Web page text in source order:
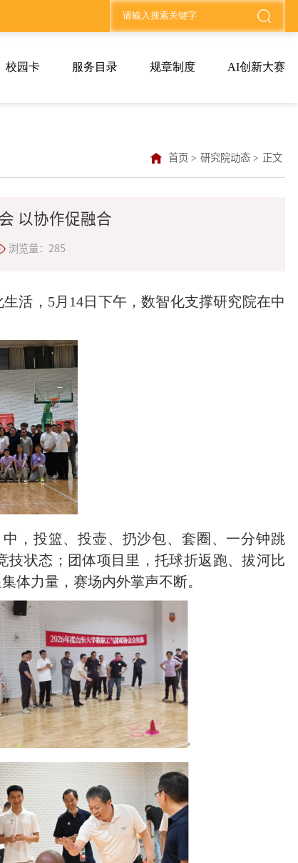
校园卡 服务目录 规章制度 AI创新大赛
首页 > 研究院动态 > 正文
以协作促融合
浏览量： 285
活，5月14日下午，数智化支撑研究院在中
，投篮、投壶、扔沙包、套圈、一分钟跳
技状态；团体项目里，托球折返跑、拔河比
体力量，赛场内外掌声不断。